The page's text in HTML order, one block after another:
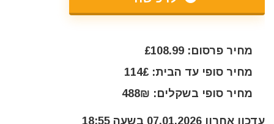
מחיר פרסום: £108.99
מחיר סופי עד הבית: 114£
מחיר סופי בשקלים: 488₪
עדכון אחרון 07.01.2026 בשעה 18:55